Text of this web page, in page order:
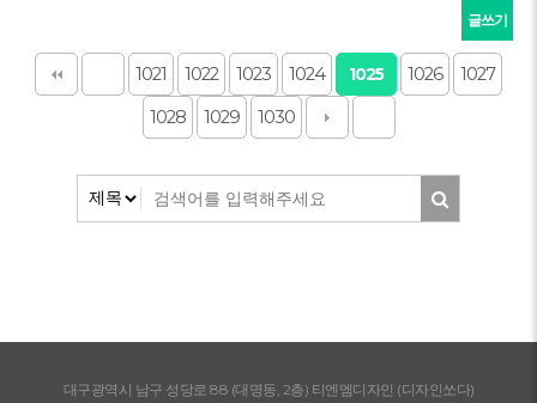
글쓰기
1021 1022 1023 1024 1025 1026
1027
1028
1029 1030
대구광역시 남구 성당로 88 (대명동, 2층) 티엔엠디자인 (디자인쏘다)